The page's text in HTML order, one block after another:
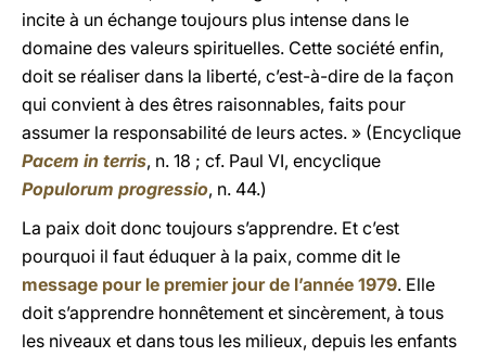
incite à un échange toujours plus intense dans le
domaine des valeurs spirituelles. Cette société enfin,
doit se réaliser dans la liberté, c’est-à-dire de la façon
qui convient à des êtres raisonnables, faits pour
assumer la responsabilité de leurs actes. » (Encyclique
Pacem in terris, n. 18 ; cf. Paul VI, encyclique
Populorum progressio, n. 44.)
La paix doit donc toujours s’apprendre. Et c’est
pourquoi il faut éduquer à la paix, comme dit le
message pour le premier jour de l’année 1979. Elle
doit s’apprendre honnêtement et sincèrement, à tous
les niveaux et dans tous les milieux, depuis les enfants